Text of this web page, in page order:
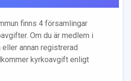
finns 4 församlingar
Om du är medlem i
annan registrerad
kyrkoavgift enligt